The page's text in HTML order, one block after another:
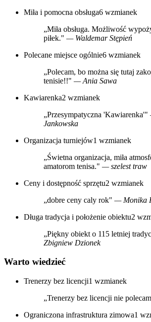
Miła i pomocna obsługa6 wzmianek
„Miła obsługa. Możliwość
piłek." — Waldemar Stępień
Polecane miejsce ogólnie6 wzmianek
„Polecam, bo można się tutaj
tenisie!!" — Ania Sawa
Kawiarenka2 wzmianek
„Przesympatyczna 'Kawiarenka'"
Jankowska
Organizacja turniejów1 wzmianek
„Świetna organizacja, miła
amatorom tenisa." — szelest traw
Ceny i dostępność sprzętu2 wzmianek
„dobre ceny caly rok" — Monika
Długa tradycja i położenie obiektu2
„Piękny obiekt o 115 letniej
Zbigniew Dzionek
Warto wiedzieć
Trenerzy bez licencji1 wzmianek
„Trenerzy bez licencji nie
Ograniczona infrastruktura zimowa1